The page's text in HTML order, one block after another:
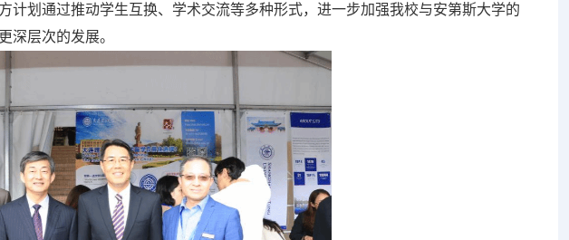
计划通过推动学生互换、学术交流等多种形式，进一步加强我校与安第斯大学的
深层次的发展。